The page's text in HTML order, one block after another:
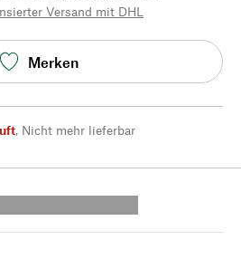
Versand mit DHL
Merken
, Nicht mehr lieferbar